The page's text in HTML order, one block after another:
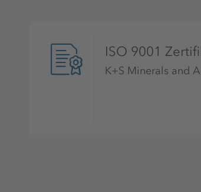
ISO 9001
K+S Minerals and